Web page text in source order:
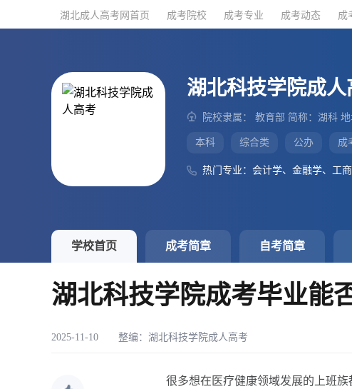
湖北成人高考网首页 成考院校 成考专业 成考动态 成
湖北科技学院成人
院校隶属： 教育部 简称：湖科
本科 综合类 公办 成
热门专业：会计学、金融学、工
学校首页 成考简章 自考简章
湖北科技学院成考毕业能
2025-11-10 整编： 湖北科技学院成人高考
很多想在医疗健康领域发展的上班族
湖北成人高考网首页 成考院校 成考专业 成考动态 成